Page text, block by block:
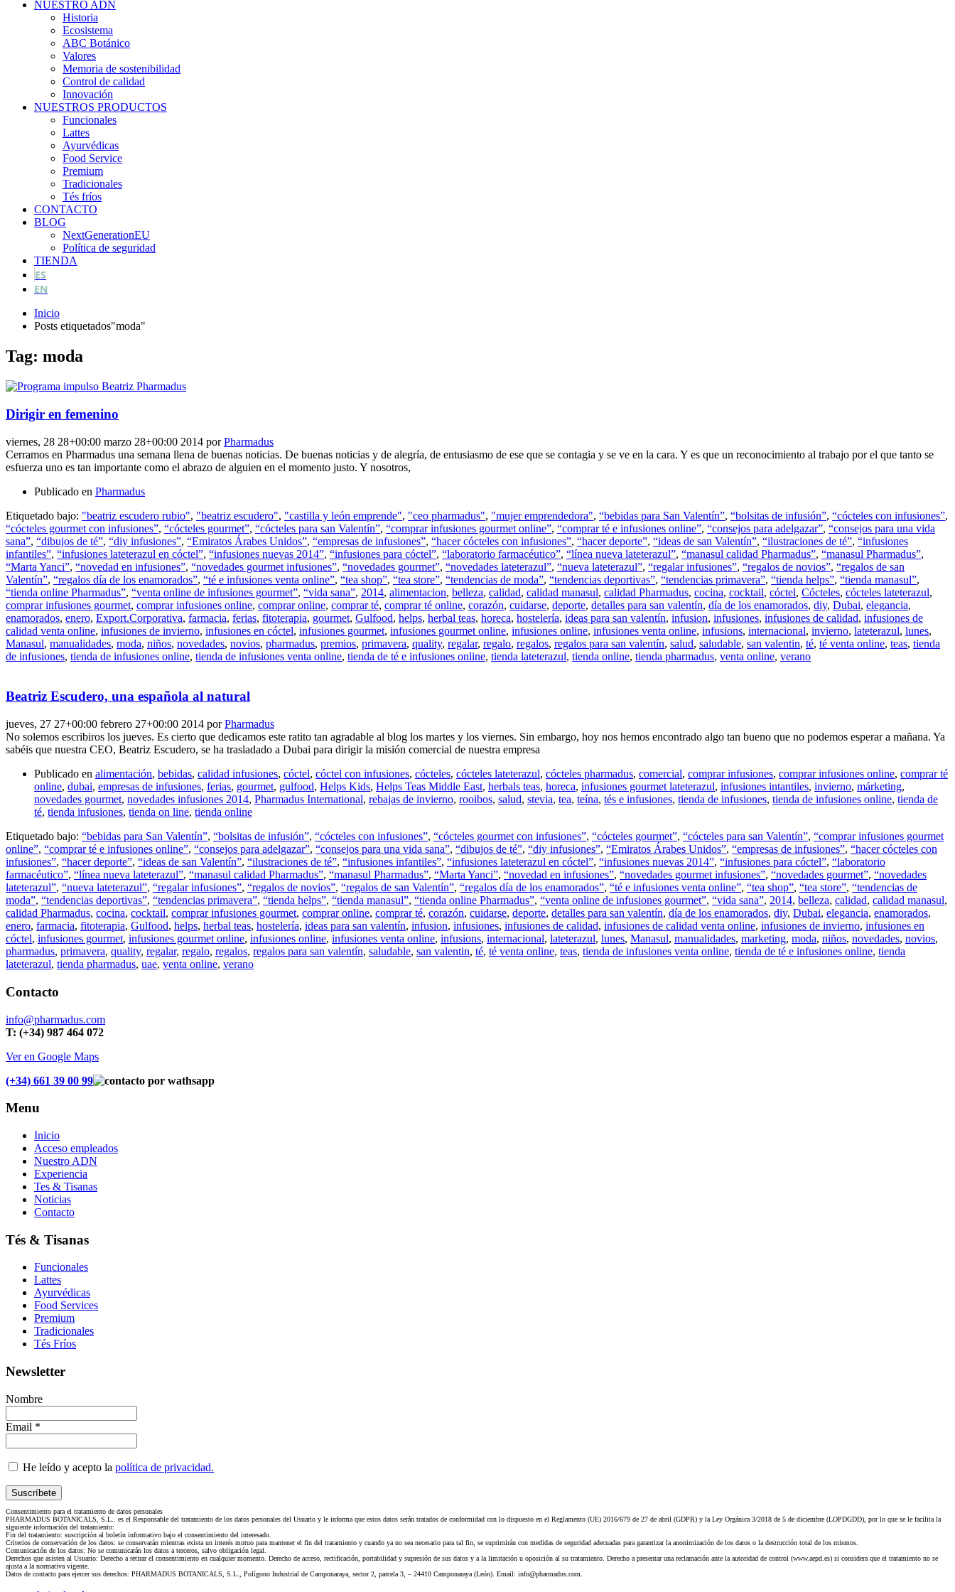
NUESTRO ADN
Historia
Ecosistema
ABC Botánico
Valores
Memoria de sostenibilidad
Control de calidad
Innovación
NUESTROS PRODUCTOS
Funcionales
Lattes
Ayurvédicas
Food Service
Premium
Tradicionales
Tés fríos
CONTACTO
BLOG
NextGenerationEU
Política de seguridad
TIENDA
ES
EN
Inicio
Posts etiquetados"moda"
Tag: moda
Dirigir en femenino
viernes, 28 28+00:00 marzo 28+00:00 2014 porPharmadus
Cerramos en Pharmadus una semana llena de buenas noticias. De buenas noticias y de alegría, de entusiasmo de ese que se contagia y se ve en la cara. Y es que un reconocimiento al trabajo por el que tanto se
esfuerza uno es tan importante como el abrazo de alguien en el momento justo. Y nosotros,
Publicado en Pharmadus
Etiquetado bajo: "beatriz escudero rubio", "beatriz escudero", "castilla y león emprende", "ceo pharmadus", "mujer emprendedora", “bebidas para San Valentín”, “bolsitas de infusión”, “cócteles con infusiones”,
“cócteles gourmet con infusiones”, “cócteles gourmet”, “cócteles para san Valentín”, “comprar infusiones gourmet online”, “comprar té e infusiones online”, “consejos para adelgazar”, “consejos para una vida
sana”, “dibujos de té”, “diy infusiones”, “Emiratos Árabes Unidos”, “empresas de infusiones”, “hacer cócteles con infusiones”, “hacer deporte”, “ideas de san Valentín”, “ilustraciones de té”, “infusiones
infantiles”, “infusiones lateterazul en cóctel”, “infusiones nuevas 2014”, “infusiones para cóctel”, “laboratorio farmacéutico”, “línea nueva lateterazul”, “manasul calidad Pharmadus”, “manasul Pharmadus”,
“Marta Yanci”, “novedad en infusiones”, “novedades gourmet infusiones”, “novedades gourmet”, “novedades lateterazul”, “nueva lateterazul”, “regalar infusiones”, “regalos de novios”, “regalos de san
Valentín”, “regalos día de los enamorados”, “té e infusiones venta online”, “tea shop”, “tea store”, “tendencias de moda”, “tendencias deportivas”, “tendencias primavera”, “tienda helps”, “tienda manasul”,
“tienda online Pharmadus”, “venta online de infusiones gourmet”, “vida sana”, 2014, alimentacion, belleza, calidad, calidad manasul, calidad Pharmadus, cocina, cocktail, cóctel, Cócteles, cócteles lateterazul,
comprar infusiones gourmet, comprar infusiones online, comprar online, comprar té, comprar té online, corazón, cuidarse, deporte, detalles para san valentín, día de los enamorados, diy, Dubai, elegancia,
enamorados, enero, Export.Corporativa, farmacia, ferias, fitoterapia, gourmet, Gulfood, helps, herbal teas, horeca, hostelería, ideas para san valentín, infusion, infusiones, infusiones de calidad, infusiones de
calidad venta online, infusiones de invierno, infusiones en cóctel, infusiones gourmet, infusiones gourmet online, infusiones online, infusiones venta online, infusions, internacional, invierno, lateterazul, lunes,
Manasul, manualidades, moda, niños, novedades, novios, pharmadus, premios, primavera, quality, regalar, regalo, regalos, regalos para san valentín, salud, saludable, san valentin, té, té venta online, teas, tienda
de infusiones, tienda de infusiones online, tienda de infusiones venta online, tienda de té e infusiones online, tienda lateterazul, tienda online, tienda pharmadus, venta online, verano
Beatriz Escudero, una española al natural
jueves, 27 27+00:00 febrero 27+00:00 2014 porPharmadus
No solemos escribiros los jueves. Es cierto que dedicamos este ratito tan agradable al blog los martes y los viernes. Sin embargo, hoy nos hemos encontrado algo tan bueno que no podemos esperar a mañana. Ya
sabéis que nuestra CEO, Beatriz Escudero, se ha trasladado a Dubai para dirigir la misión comercial de nuestra empresa
Publicado en alimentación, bebidas, calidad infusiones, cóctel, cóctel con infusiones, cócteles, cócteles lateterazul, cócteles pharmadus, comercial, comprar infusiones, comprar infusiones online, comprar té
online, dubai, empresas de infusiones, ferias, gourmet, gulfood, Helps Kids, Helps Teas Middle East, herbals teas, horeca, infusiones gourmet lateterazul, infusiones intantiles, invierno, márketing,
novedades gourmet, novedades infusiones 2014, Pharmadus International, rebajas de invierno, rooibos, salud, stevia, tea, teína, tés e infusiones, tienda de infusiones, tienda de infusiones online, tienda de
té, tienda infusiones, tienda on line, tienda online
Etiquetado bajo: “bebidas para San Valentín”, “bolsitas de infusión”, “cócteles con infusiones”, “cócteles gourmet con infusiones”, “cócteles gourmet”, “cócteles para san Valentín”, “comprar infusiones gourmet
online”, “comprar té e infusiones online”, “consejos para adelgazar”, “consejos para una vida sana”, “dibujos de té”, “diy infusiones”, “Emiratos Árabes Unidos”, “empresas de infusiones”, “hacer cócteles con
infusiones”, “hacer deporte”, “ideas de san Valentín”, “ilustraciones de té”, “infusiones infantiles”, “infusiones lateterazul en cóctel”, “infusiones nuevas 2014”, “infusiones para cóctel”, “laboratorio
farmacéutico”, “línea nueva lateterazul”, “manasul calidad Pharmadus”, “manasul Pharmadus”, “Marta Yanci”, “novedad en infusiones”, “novedades gourmet infusiones”, “novedades gourmet”, “novedades
lateterazul”, “nueva lateterazul”, “regalar infusiones”, “regalos de novios”, “regalos de san Valentín”, “regalos día de los enamorados”, “té e infusiones venta online”, “tea shop”, “tea store”, “tendencias de
moda”, “tendencias deportivas”, “tendencias primavera”, “tienda helps”, “tienda manasul”, “tienda online Pharmadus”, “venta online de infusiones gourmet”, “vida sana”, 2014, belleza, calidad, calidad manasul,
calidad Pharmadus, cocina, cocktail, comprar infusiones gourmet, comprar online, comprar té, corazón, cuidarse, deporte, detalles para san valentín, día de los enamorados, diy, Dubai, elegancia, enamorados,
enero, farmacia, fitoterapia, Gulfood, helps, herbal teas, hostelería, ideas para san valentín, infusion, infusiones, infusiones de calidad, infusiones de calidad venta online, infusiones de invierno, infusiones en
cóctel, infusiones gourmet, infusiones gourmet online, infusiones online, infusiones venta online, infusions, internacional, lateterazul, lunes, Manasul, manualidades, marketing, moda, niños, novedades, novios,
pharmadus, primavera, quality, regalar, regalo, regalos, regalos para san valentín, saludable, san valentin, té, té venta online, teas, tienda de infusiones venta online, tienda de té e infusiones online, tienda
lateterazul, tienda pharmadus, uae, venta online, verano
Contacto
info@pharmadus.com
T: (+34) 987 464 072
Ver en Google Maps
(+34) 661 39 00 99
Menu
Inicio
Acceso empleados
Nuestro ADN
Experiencia
Tes & Tisanas
Noticias
Contacto
Tés & Tisanas
Funcionales
Lattes
Ayurvédicas
Food Services
Premium
Tradicionales
Tés Fríos
Newsletter
Nombre
Email *
He leído y acepto la política de privacidad.
Consentimiento para el tratamiento de datos personales
PHARMADUS BOTANICALS, S.L.. es el Responsable del tratamiento de los datos personales del Usuario y le informa que estos datos serán tratados de conformidad con lo dispuesto en el Reglamento (UE) 2016/679 de 27 de abril (GDPR) y la Ley Orgánica 3/2018 de 5 de diciembre (LOPDGDD), por lo que se le facilita la
siguiente información del tratamiento:
Fin del tratamiento: suscripción al boletín informativo bajo el consentimiento del interesado.
Criterios de conservación de los datos: se conservarán mientras exista un interés mutuo para mantener el fin del tratamiento y cuando ya no sea necesario para tal fin, se suprimirán con medidas de seguridad adecuadas para garantizar la anonimización de los datos o la destrucción total de los mismos.
Comunicación de los datos: No se comunicarán los datos a terceros, salvo obligación legal.
Derechos que asisten al Usuario: Derecho a retirar el consentimiento en cualquier momento. Derecho de acceso, rectificación, portabilidad y supresión de sus datos y a la limitación u oposición al su tratamiento. Derecho a presentar una reclamación ante la autoridad de control (www.aepd.es) si considera que el tratamiento no se
ajusta a la normativa vigente.
Datos de contacto para ejercer sus derechos: PHARMADUS BOTANICALS, S.L., Polígono Industrial de Camponaraya, sector 2, parcela 3, – 24410 Camponaraya (León). Email: info@pharmadus.com.